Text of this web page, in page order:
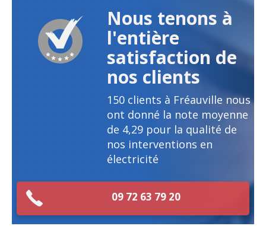
Nous tenons à
l'entière
satisfaction de
nos clients
150 clients à Fréauville nous
ont donné la note moyenne
de 4,29 pour la qualité de
nos interventions en
électricité
09 72 63 79 20